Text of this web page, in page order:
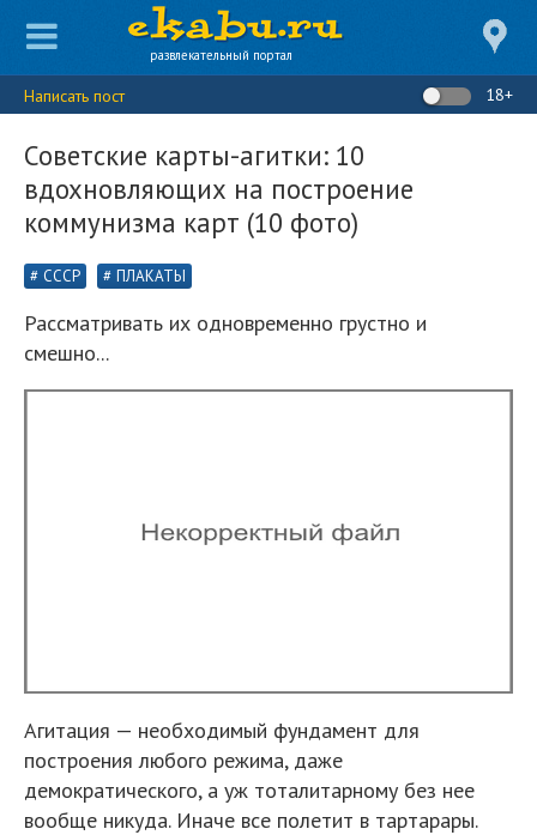
развлекательный портал
Написать пост 18+
Советские карты-агитки: 10
вдохновляющих на построение
коммунизма карт (10 фото)
СССР ПЛАКАТЫ
Рассматривать их одновременно грустно и
смешно...
Агитация — необходимый фундамент для
построения любого режима, даже
демократического, а уж тоталитарному без нее
вообще никуда. Иначе все полетит в тартарары.